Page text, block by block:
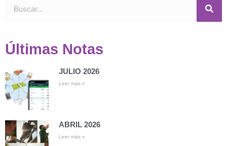
Últimas Notas
JULIO 2026
Leer más »
ABRIL 2026
Leer más »